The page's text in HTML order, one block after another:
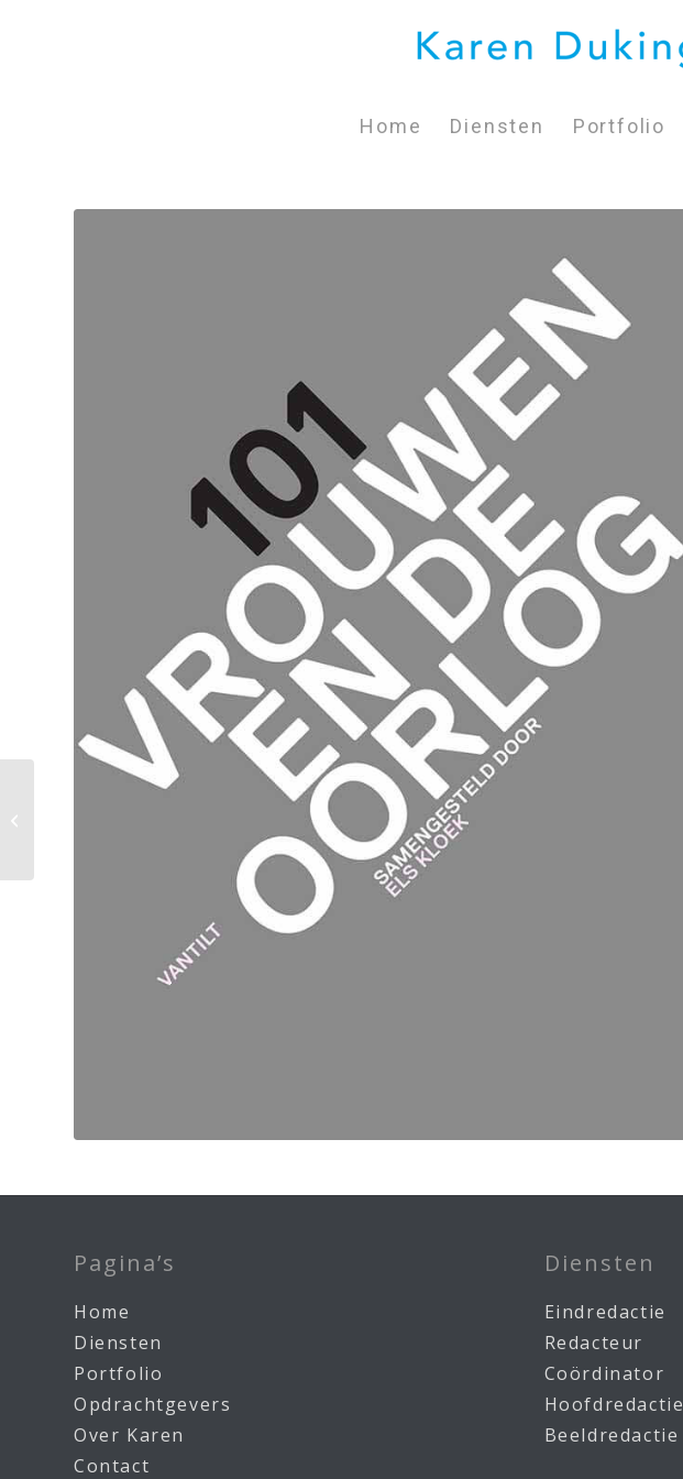
Home Diensten Portfolio
Pagina’s
Home
Diensten
Portfolio
Opdrachtgevers
Over Karen
Contact
Diensten
Eindredactie
Redacteur
Coördinator
Hoofdredactie
Beeldredactie